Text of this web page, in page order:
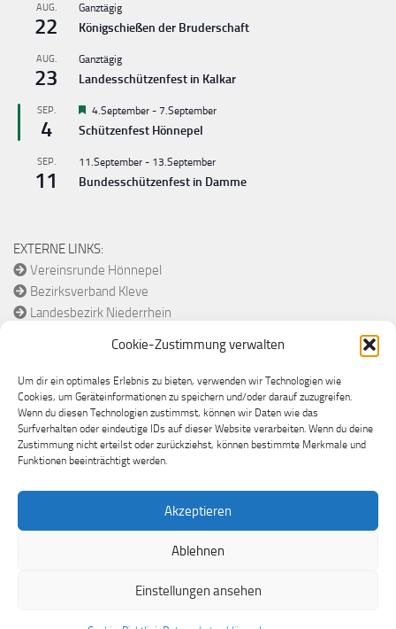
Cookie-Zustimmung verwalten
Um dir ein optimales Erlebnis zu bieten, verwenden wir Technologien wie
Cookies, um Geräteinformationen zu speichern und/oder darauf zuzugreifen.
Wenn du diesen Technologien zustimmst, können wir Daten wie das
Surfverhalten oder eindeutige IDs auf dieser Website verarbeiten. Wenn du deine
Zustimmung nicht erteilst oder zurückziehst, können bestimmte Merkmale und
Funktionen beeinträchtigt werden.
Akzeptieren
Ablehnen
Einstellungen ansehen
AUG.
22
Ganztägig
Königschießen der Bruderschaft
AUG.
23
Ganztägig
Landesschützenfest in Kalkar
SEP.
4
Hervorgehoben
4.September - 7.September
Schützenfest Hönnepel
SEP.
11
11.September - 13.September
Bundesschützenfest in Damme
EXTERNE LINKS:
Vereinsrunde Hönnepel
Bezirksverband Kleve
Landesbezirk Niederrhein
St. Antonius Schützen Hönnepel © 2026.